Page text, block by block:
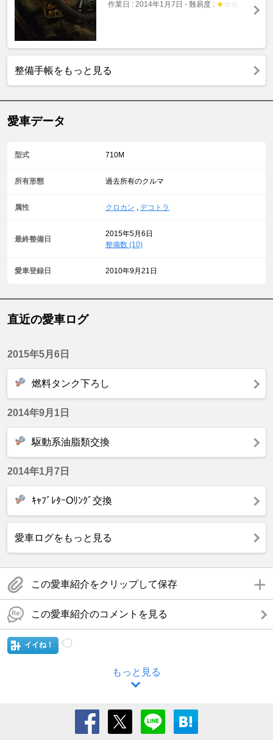
作業日 : 2014年1月7日 - 難易度 : ★ ☆ ☆
整備手帳をもっと見る
愛車データ
型式 710M
所有形態 過去所有のクルマ
属性 クロカン , デコトラ
最終整備日
2015年5月6日
整備数 (10)
愛車登録日 2010年9月21日
直近の愛車ログ
2015年5月6日
燃料タンク下ろし
2014年9月1日
駆動系油脂類交換
2014年1月7日
ｷｬﾌﾞﾚﾀｰOﾘﾝｸﾞ交換
愛車ログをもっと見る
この愛車紹介をクリップして保存
この愛車紹介のコメントを見る
イイね！
もっと見る